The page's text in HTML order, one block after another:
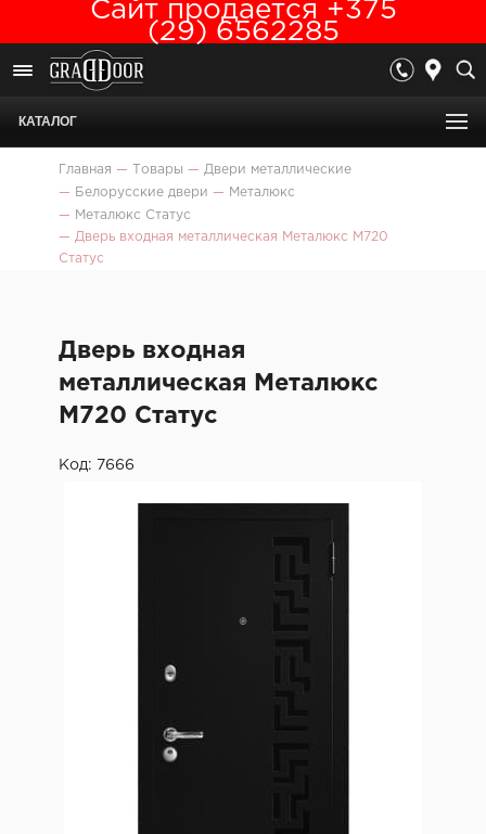
Сайт продается +375
(29) 6562285
КАТАЛОГ
Главная — Товары — Двери металлические
—
Белорусские двери —
Металюкс
—
Металюкс Статус
— Дверь входная металлическая Металюкс М720
Статус
Дверь входная
металлическая Металюкс
М720 Статус
Код: 7666